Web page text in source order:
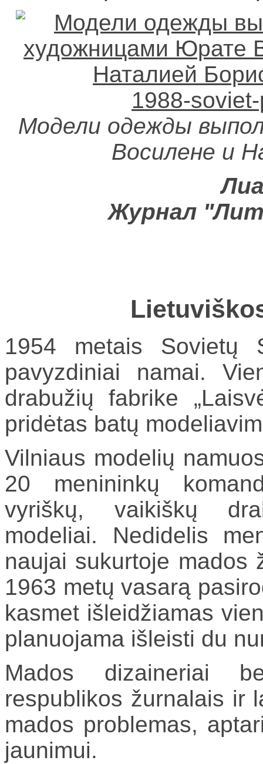
Модели одежды
Восилене и
Журнал
1954 metais Sovietų
pavyzdiniai namai.
drabužių fabrike
pridėtas batų
Vilniaus modelių
20 menininkų
vyriškų, vaikiškų
modeliai. Nedidelis
naujai sukurtoje mados
1963 metų vasarą
kasmet išleidžiamas
planuojama išleisti du
Mados dizaineriai
respublikos žurnalais ir
mados problemas,
jaunimui.